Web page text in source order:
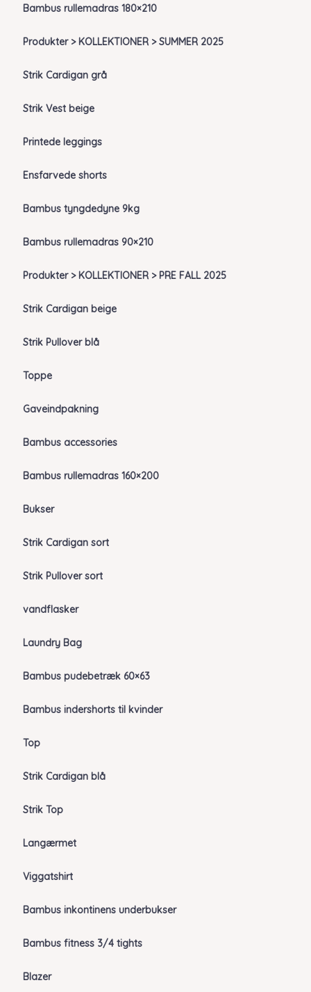
Bambus rullemadras 180×210
Produkter > KOLLEKTIONER > SUMMER 2025
Strik Cardigan grå
Strik Vest beige
Printede leggings
Ensfarvede shorts
Bambus tyngdedyne 9kg
Bambus rullemadras 90×210
Produkter > KOLLEKTIONER > PRE FALL 2025
Strik Cardigan beige
Strik Pullover blå
Toppe
Gaveindpakning
Bambus accessories
Bambus rullemadras 160×200
Bukser
Strik Cardigan sort
Strik Pullover sort
vandflasker
Laundry Bag
Bambus pudebetræk 60×63
Bambus indershorts til kvinder
Top
Strik Cardigan blå
Strik Top
Langærmet
Viggatshirt
Bambus inkontinens underbukser
Bambus fitness 3/4 tights
Blazer